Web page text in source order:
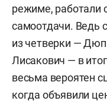
режиме, работали
самоотдачи. Ведь
из четверки —
Лисакович — в
весьма вероятен
когда объявили